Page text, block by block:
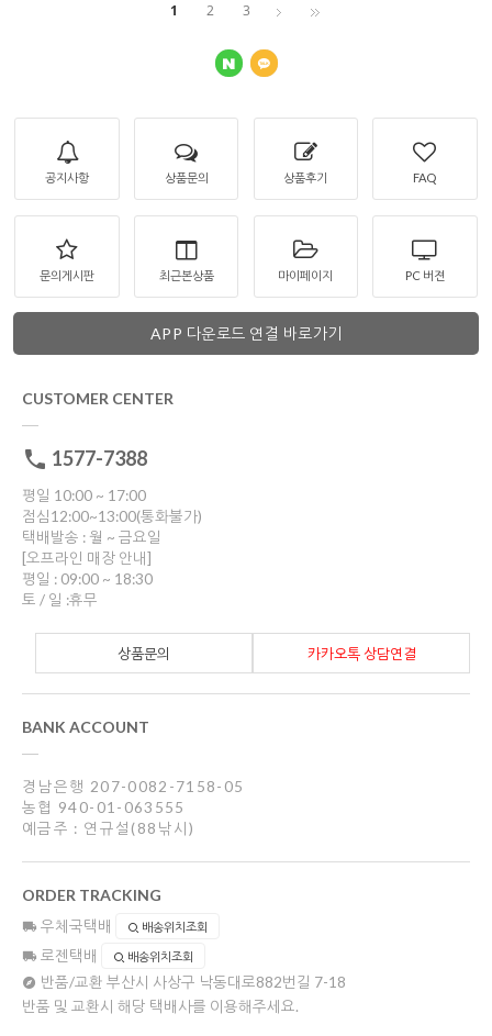
1 2 3
공지사항 상품문의 상품후기 FAQ
문의게시판 최근본상품 마이페이지 PC 버젼
APP 다운로드 연결 바로가기
CUSTOMER CENTER
1577-7388
평일 10:00 ~ 17:00
점심12:00~13:00(통화불가)
택배발송 : 월 ~ 금요일
[오프라인 매장 안내]
평일 : 09:00 ~ 18:30
토 / 일 :휴무
카카오톡 상담연결
상품문의
BANK ACCOUNT
경남은행 207-0082-7158-05
농협 940-01-063555
예금주 : 연규설(88낚시)
ORDER TRACKING
우체국택배 배송위치조회
로젠택배 배송위치조회
반품/교환 부산시 사상구 낙동대로882번길 7-18
반품 및 교환시 해당 택배사를 이용해주세요.